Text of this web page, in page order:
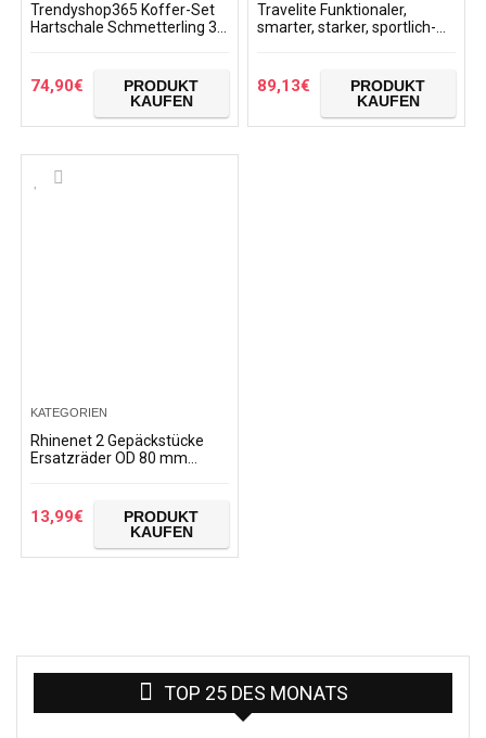
Trendyshop365 Koffer-Set
Hartschale Schmetterling 3-
74,90€
PRODUKT
KAUFEN
Travelite Funktionaler,
smarter, starker, sportlich-
Trolley Soho Koffer, 66…
89,13€
PRODUKT
KAUFEN
KATEGORIEN
Rhinenet 2 Gepäckstücke
Ersatzräder OD 80 mm
mm Räder
13,99€
PRODUKT
KAUFEN
TOP 25 DES MONATS